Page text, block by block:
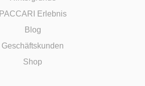
PACCARI Erlebnis
Blog
Geschäftskunden
Shop